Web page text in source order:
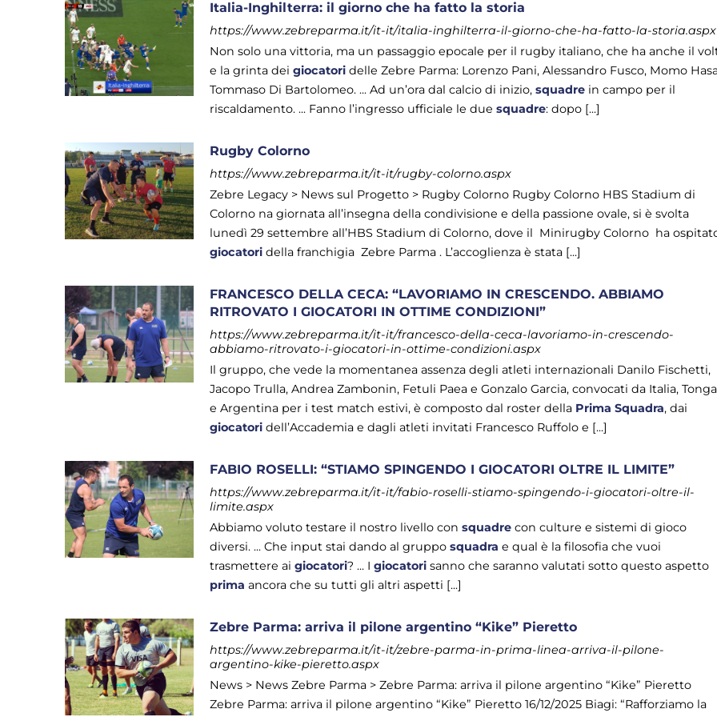
Italia-Inghilterra: il giorno che ha fatto la storia
https://www.zebreparma.it/it-it/italia-inghilterra-il-giorno-che-ha-fatto-la-storia.aspx
Non solo una vittoria, ma un passaggio epocale per il rugby italiano, che ha anche il
e la grinta deigiocatori delle Zebre Parma: Lorenzo Pani, Alessandro Fusco, Momo
Tommaso Di Bartolomeo. ... Ad un’ora dal calcio di inizio,squadre in campo per il
riscaldamento. ... Fanno l’ingresso ufficiale le duesquadre: dopo [...]
Rugby Colorno
https://www.zebreparma.it/it-it/rugby-colorno.aspx
Zebre Legacy > News sul Progetto > Rugby Colorno Rugby Colorno HBS Stadium di
Colorno na giornata all’insegna della condivisione e della passione ovale, si è svolta
lunedì 29 settembre all’HBS Stadium di Colorno, dove il Minirugby Colorno ha
giocatori della franchigia Zebre Parma . L’accoglienza è stata [...]
FRANCESCO DELLA CECA: “LAVORIAMO IN CRESCENDO. ABBIAMO
RITROVATO I GIOCATORI IN OTTIME CONDIZIONI”
https://www.zebreparma.it/it-it/francesco-della-ceca-lavoriamo-in-crescendo-
abbiamo-ritrovato-i-giocatori-in-ottime-condizioni.aspx
Il gruppo, che vede la momentanea assenza degli atleti internazionali Danilo Fischetti,
Jacopo Trulla, Andrea Zambonin, Fetuli Paea e Gonzalo Garcia, convocati da Italia, Tonga
e Argentina per i test match estivi, è composto dal roster della Prima Squadra, dai
giocatori dell’Accademia e dagli atleti invitati Francesco Ruffolo e [...]
FABIO ROSELLI: “STIAMO SPINGENDO I GIOCATORI OLTRE IL LIMITE”
https://www.zebreparma.it/it-it/fabio-roselli-stiamo-spingendo-i-giocatori-oltre-il-
limite.aspx
Abbiamo voluto testare il nostro livello consquadre con culture e sistemi di gioco
diversi. ... Che input stai dando al grupposquadra e qual è la filosofia che vuoi
trasmettere aigiocatori? ... Igiocatori sanno che saranno valutati sotto questo aspetto
prima ancora che su tutti gli altri aspetti [...]
Zebre Parma: arriva il pilone argentino “Kike” Pieretto
https://www.zebreparma.it/it-it/zebre-parma-in-prima-linea-arriva-il-pilone-
argentino-kike-pieretto.aspx
News > News Zebre Parma > Zebre Parma: arriva il pilone argentino “Kike” Pieretto
Zebre Parma: arriva il pilone argentino “Kike” Pieretto 16/12/2025 Biagi: “Rafforziamo la